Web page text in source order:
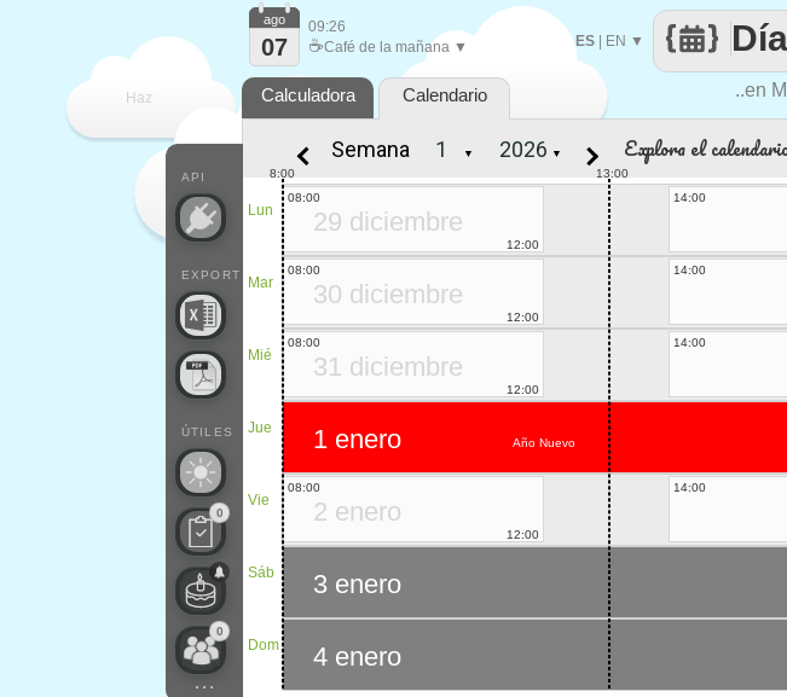
Haz
que
..en
ES EN ▼
API
EXPORT
ÚTILES
0
0
...
ago
07
09:26
☕Café de la mañana ▼
Calculadora Calendario
Semana ▼ ▼ Explora el
Lun
Mar
Mié
Jue
Vie
Sáb
Dom
13:00
8:00
29 diciembre
08:00
12:00
14:00
30 diciembre
08:00
12:00
14:00
31 diciembre
08:00
12:00
14:00
Año Nuevo
1 enero
2 enero
08:00
12:00
14:00
3 enero
4 enero